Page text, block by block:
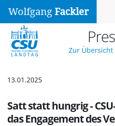
Wolfgang Fackler
Zur Übersicht
13.01.2025
Satt statt hungrig -
das Engagement des